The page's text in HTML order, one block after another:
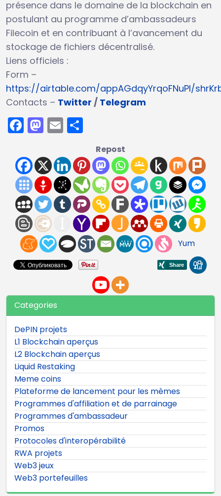
présence dans le domaine de la blockchain en
postulant au programme d’ambassadeurs
Filecoin et en contribuant à l’avancement du
stockage de fichiers décentralisé.
Liens officiels :
Form –
https://airtable.com/appAGdqyYrqoFNuPI/
Contacts – Twitter / Telegram
Facebook
Mastodon
Email
Repost
Yum
Categories
DePIN projets
L1 Blockchain aperçus
L2 Blockchain aperçus
Liquid Restaking
Meme coins
Plateforme de lancement pour les mèmes
Programmes d'affiliation et de parrainage
Programmes d'ambassadeur
Promos
Protocoles d'interopérabilité
RWA projets
Web3 jeux
Web3 portefeuilles